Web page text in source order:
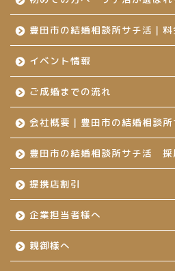
豊田市の結婚相談所サチ活｜
イベント情報
ご成婚までの流れ
会社概要｜豊田市の結婚相談
豊田市の結婚相談所サチ活 採
提携店割引
企業担当者様へ
親御様へ